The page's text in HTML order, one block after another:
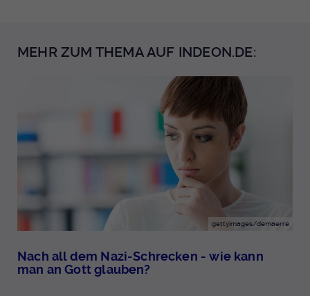
MEHR ZUM THEMA AUF INDEON.DE:
gettyimages/demaerre
Nach all dem Nazi-Schrecken - wie kann
man an Gott glauben?